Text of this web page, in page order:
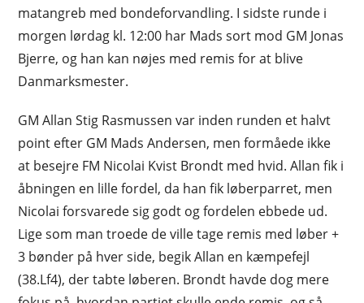
matangreb med bondeforvandling. I sidste runde i
morgen lørdag kl. 12:00 har Mads sort mod GM Jonas
Bjerre, og han kan nøjes med remis for at blive
Danmarksmester.
GM Allan Stig Rasmussen var inden runden et halvt
point efter GM Mads Andersen, men formåede ikke
at besejre FM Nicolai Kvist Brondt med hvid. Allan fik i
åbningen en lille fordel, da han fik løberparret, men
Nicolai forsvarede sig godt og fordelen ebbede ud.
Lige som man troede de ville tage remis med løber +
3 bønder på hver side, begik Allan en kæmpefejl
(38.Lf4), der tabte løberen. Brondt havde dog mere